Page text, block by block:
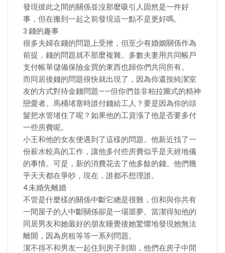
發現彼此之間的關係並沒那麼吸引人固然是一件好
事，但在搬到一起之前發現這一點不是更好嗎。
3.錢的趣事
很多夫婦在錢的問題上受挫，但至少有婚姻關係作為
前提，錢的問題就不那麼複雜。多數夫妻用共同帳戶
支付帳單儲備保險金買的東西也歸你們共同所有。
而同居後錢的問題很快就出現了，因為你還按純潔室
友的方式對待金錢問題——但你們並非柏拉圖式的精神
戀愛者。馬桶堵塞時誰付錢給工人？要是因為你的頭
髮把水管堵住了呢？如果他的工資漲了他是否要多付
一些房費呢。
小王和他的女友便遇到了這樣的問題。他新近找了一
份薪水較高的工作，讓他多付些房費似乎是天經地儀
的事情。可是，新的消費花去了他多餘的錢。他們幾
乎天天都在爭吵，現在，誰都不想理誰。
4.未婚先離婚
不管是什麼樣的關係中斷它總是很難，但和與你共有
一間屋子的人中斷關係卻是一場噩夢。當潔得知他的
同居男友和她最好的朋友睡覺後她驚懼地發現她無法
離開，因為房租等等一系列問題。
潔不得不和男友一起住到房子到期，他們在房子中間